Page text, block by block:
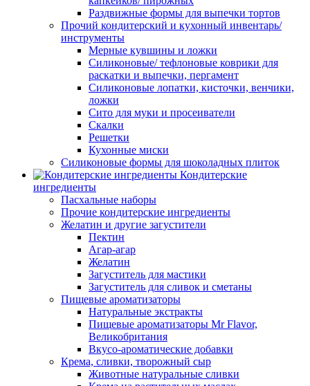
Раздвижные формы для выпечки тортов
Прочий кондитерский и кухонный инвентарь/
инструменты
Мерные кувшины и ложки
Силиконовые/ тефлоновые коврики для
раскатки и выпечки, пергамент
Силиконовые лопатки, кисточки, венчики,
ложки
Сито для муки и просеиватели
Скалки
Решетки
Кухонные миски
Силиконовые формы для шоколадных плиток
Кондитерские
ингредиенты
Пасхальные наборы
Прочие кондитерские ингредиенты
Желатин и другие загустители
Пектин
Агар-агар
Желатин
Загуститель для мастики
Загуститель для сливок и сметаны
Пищевые ароматизаторы
Натуральные экстракты
Пищевые ароматизаторы Mr Flavor,
Великобритания
Вкусо-ароматические добавки
Крема, сливки, творожный сыр
Животные натуральные сливки